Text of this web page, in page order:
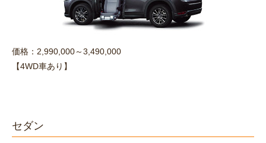
価格：2,990,000～3,490,000
【4WD車あり】
セダン